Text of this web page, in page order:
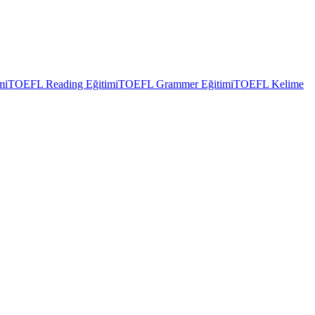
TOEFL Reading EğitimiTOEFL Grammer EğitimiTOEFL Kelime